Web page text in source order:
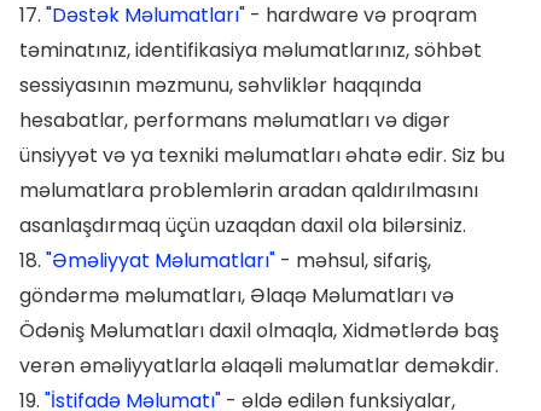
17. "Dəstək Məlumatları" - hardware və proqram
təminatınız, identifikasiya məlumatlarınız, söhbət
sessiyasının məzmunu, səhvliklər haqqında
hesabatlar, performans məlumatları və digər
ünsiyyət və ya texniki məlumatları əhatə edir. Siz bu
məlumatlara problemlərin aradan qaldırılmasını
asanlaşdırmaq üçün uzaqdan daxil ola bilərsiniz.
18. "Əməliyyat Məlumatları" - məhsul, sifariş,
göndərmə məlumatları, Əlaqə Məlumatları və
Ödəniş Məlumatları daxil olmaqla, Xidmətlərdə baş
verən əməliyyatlarla əlaqəli məlumatlar deməkdir.
19. "İstifadə Məlumatı" - əldə edilən funksiyalar,